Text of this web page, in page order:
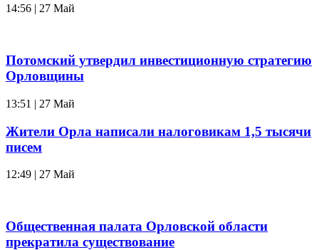
14:56 | 27 Май
Потомский утвердил инвестиционную стратегию
Орловщины
13:51 | 27 Май
Жители Орла написали налоговикам 1,5 тысячи
писем
12:49 | 27 Май
Общественная палата Орловской области
прекратила существование